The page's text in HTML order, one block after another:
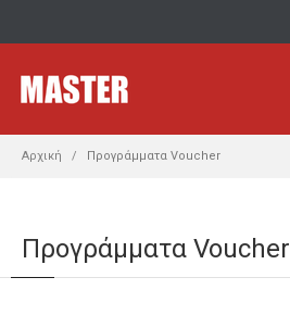
Αρχική Προγράμματα Voucher
Προγράμματα Voucher